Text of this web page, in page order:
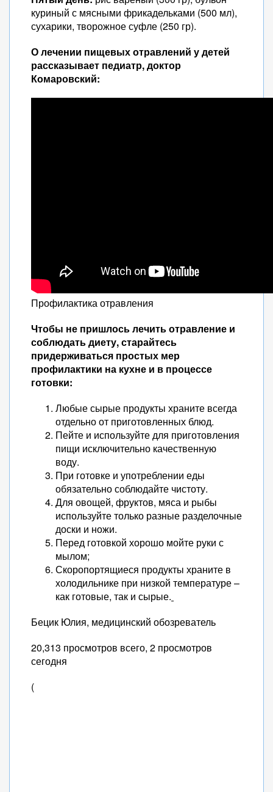
куриный с мясными фрикадельками (500 мл),
сухарики, творожное суфле (250 гр).
О лечении пищевых отравлений у детей
рассказывает педиатр, доктор
Комаровский:
Профилактика отравления
Чтобы не пришлось лечить отравление и
соблюдать диету, старайтесь
придерживаться простых мер
профилактики на кухне и в процессе
готовки:
Любые сырые продукты храните всегда
отдельно от приготовленных блюд.
Пейте и используйте для приготовления
пищи исключительно качественную
воду.
При готовке и употреблении еды
обязательно соблюдайте чистоту.
Для овощей, фруктов, мяса и рыбы
используйте только разные разделочные
доски и ножи.
Перед готовкой хорошо мойте руки с
мылом;
Скоропортящиеся продукты храните в
холодильнике при низкой температуре –
как готовые, так и сырые.
Бецик Юлия, медицинский обозреватель
20,313 просмотров всего, 2 просмотров
сегодня
(